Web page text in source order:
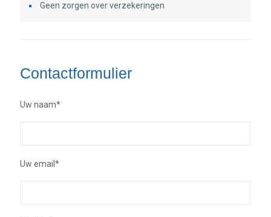
Geen zorgen over verzekeringen
Contactformulier
Uw naam*
Uw email*